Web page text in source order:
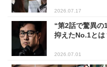
2026.07.17
“第2話で驚異の
抑えたNo.1とは
2026.07.01